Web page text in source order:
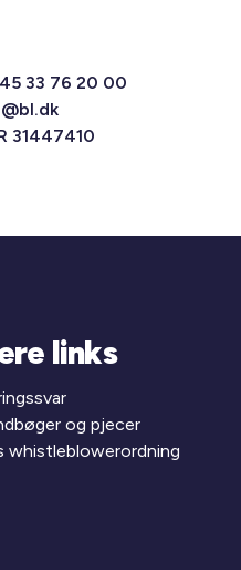
33 76 20 00
31447410
links
og pjecer
whistleblowerordning